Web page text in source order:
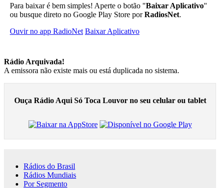
Para baixar é bem simples! Aperte o botão "Baixar Aplicativo"
ou busque direto no Google Play Store porRadiosNet.
Ouvir no app RadioNet Baixar Aplicativo
Rádio Arquivada!
A emissora não existe mais ou está duplicada no sistema.
Ouça Rádio Aqui Só Toca Louvor no seu celular ou tablet
Rádios do Brasil
Rádios Mundiais
Por Segmento